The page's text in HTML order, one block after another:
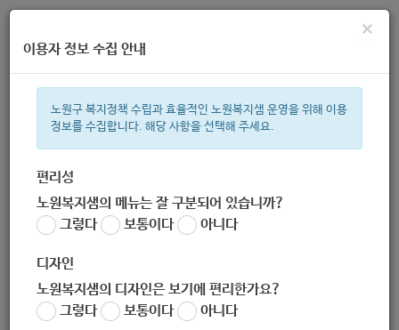
주간 인기검색어
한눈으로 보는 복지 정보
×
이용자 정보 수집 안내
노원구 복지정책 수립과 효율적인 노원복지샘 운영을 위해 이용
정보를 수집합니다. 해당 사항을 선택해 주세요.
편리성
노원복지샘의 메뉴는 잘 구분되어 있습니까?
그렇다
보통이다 아니다
디자인
노원복지샘의 디자인은 보기에 편리한가요?
그렇다
보통이다 아니다